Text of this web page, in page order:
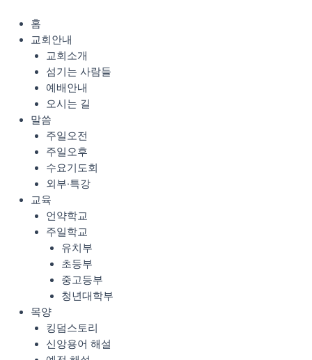
홈
교회안내
교회소개
섬기는 사람들
예배안내
오시는 길
말씀
주일오전
주일오후
수요기도회
외부·특강
교육
언약학교
주일학교
유치부
초등부
중고등부
청년대학부
목양
킹덤스토리
신앙용어 해설